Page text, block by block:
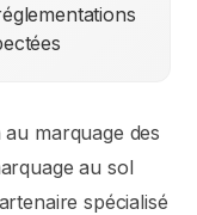
marquage des
au sol
spécialisé